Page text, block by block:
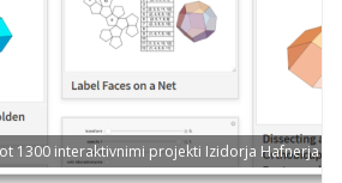
1300 interaktivnimi projekti Izidorja Hafnerja